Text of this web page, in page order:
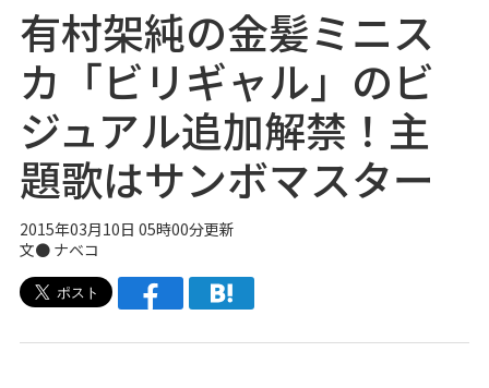
有村架純の金髪ミニス
カ「ビリギャル」のビ
ジュアル追加解禁！主
題歌はサンボマスター
2015年03月10日 05時00分更新
文● ナベコ